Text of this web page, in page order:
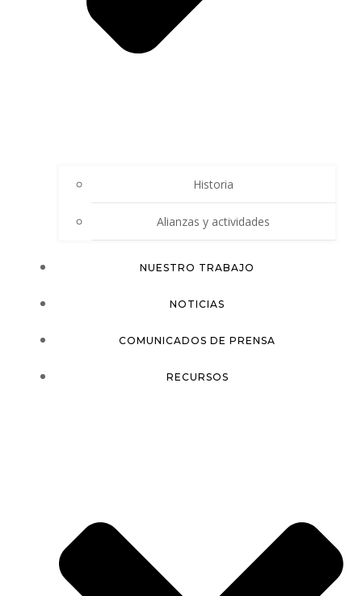
Historia
Alianzas y actividades
NUESTRO TRABAJO
NOTICIAS
COMUNICADOS DE PRENSA
RECURSOS